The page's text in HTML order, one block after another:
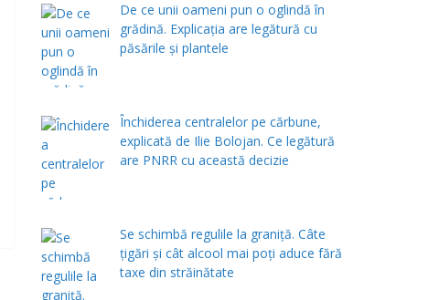
De ce unii oameni pun o oglindă în
grădină. Explicația are legătură cu
păsările și plantele
Închiderea centralelor pe cărbune,
explicată de Ilie Bolojan. Ce legătură
are PNRR cu această decizie
Se schimbă regulile la graniță. Câte
țigări și cât alcool mai poți aduce fără
taxe din străinătate